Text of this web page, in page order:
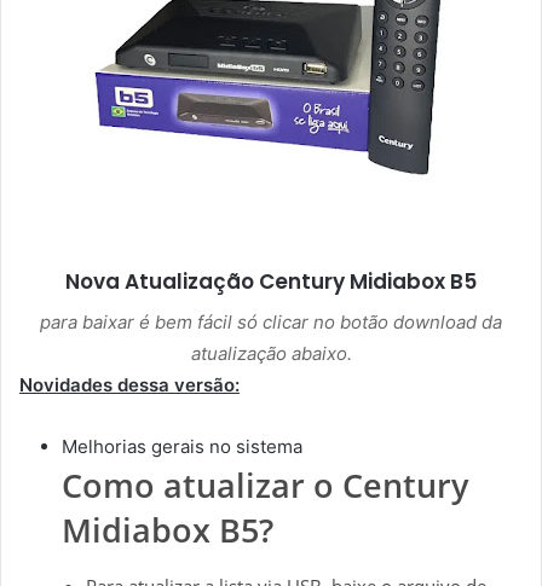
l
Nova Atualização Century Midiabox B5
para baixar é bem fácil só clicar no botão download da
atualização abaixo.
Novidades dessa versão:
Melhorias gerais no sistema
Como atualizar o Century
Midiabox B5?